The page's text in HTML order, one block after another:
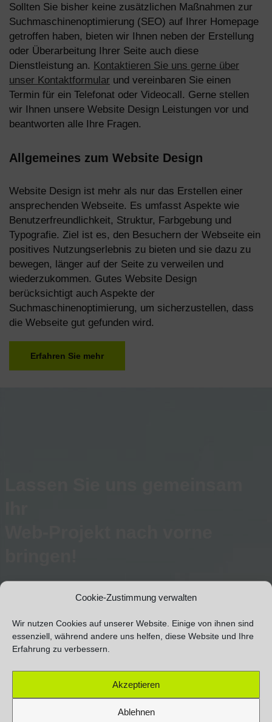
Cookie-Zustimmung verwalten
Wir nutzen Cookies auf unserer Website. Einige von ihnen sind
essenziell, während andere uns helfen, diese Website und Ihre
Erfahrung zu verbessern.
Akzeptieren
Ablehnen
Sollten Sie bisher keine zusätzlichen Maßnahmen zur
Suchmaschinenoptimierung (SEO) auf Ihrer Homepage
getroffen haben, bieten wir Ihnen neben der Erstellung
oder Überarbeitung Ihrer Seite auch diese
Dienstleistung an. Kontaktieren Sie uns gerne über
unser Kontaktformular und vereinbaren Sie einen
Termin für ein Telefonat oder Videocall. Gerne stellen
wir Ihnen unsere Website Design Leistungen vor und
beantworten alle Ihre Fragen.
Allgemeines zum Website Design
Website Design ist mehr als nur das Erstellen einer
ansprechenden Webseite. Es umfasst Aspekte wie
Benutzerfreundlichkeit, Struktur, Farbgebung und
Typografie. Ziel ist es, den Besuchern der Webseite ein
positives Nutzungserlebnis zu bieten und sie dazu zu
bewegen, länger auf der Seite zu verweilen und
wiederzukommen. Gutes Website Design
berücksichtigt auch Aspekte der
Suchmaschinenoptimierung, um sicherzustellen, dass
die Webseite gut gefunden wird.
Erfahren Sie mehr
Informieren Sie sich unverbindlich über die individuellen
KONTAKT AUFNEHMEN